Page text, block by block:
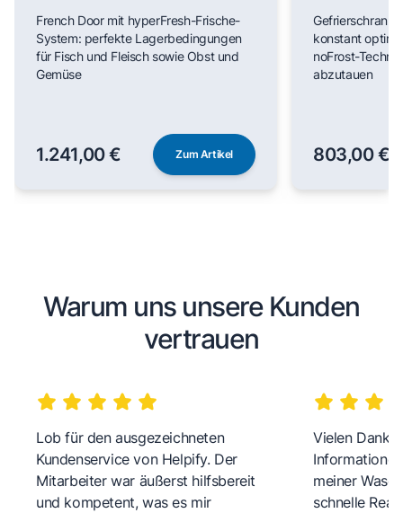
KF96NVPEA
French Door mit hyperFresh-Frische-
System: perfekte Lagerbedingungen
für Fisch und Fleisch sowie Obst und
Gemüse
1.241,00 € Zum Artikel
Gefrierschrank
konstant
noFrost-
abzutauen
803,00 €
Warum uns unsere Kunden
vertrauen
Lob für den ausgezeichneten
Kundenservice von Helpify. Der
Mitarbeiter war äußerst hilfsbereit
und kompetent, was es mir
Vielen Dank
meiner
schnelle